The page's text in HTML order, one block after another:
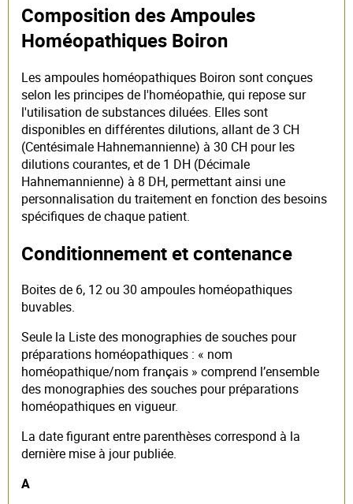
Composition des Ampoules
Homéopathiques Boiron
Les ampoules homéopathiques Boiron sont conçues
selon les principes de l'homéopathie, qui repose sur
l'utilisation de substances diluées. Elles sont
disponibles en différentes dilutions, allant de 3 CH
(Centésimale Hahnemannienne) à 30 CH pour les
dilutions courantes, et de 1 DH (Décimale
Hahnemannienne) à 8 DH, permettant ainsi une
personnalisation du traitement en fonction des besoins
spécifiques de chaque patient.
Conditionnement et contenance
Boites de 6, 12 ou 30 ampoules homéopathiques
buvables.
Seule la Liste des monographies de souches pour
préparations homéopathiques : « nom
homéopathique/nom français » comprend l’ensemble
des monographies des souches pour préparations
homéopathiques en vigueur.
La date figurant entre parenthèses correspond à la
dernière mise à jour publiée.
A